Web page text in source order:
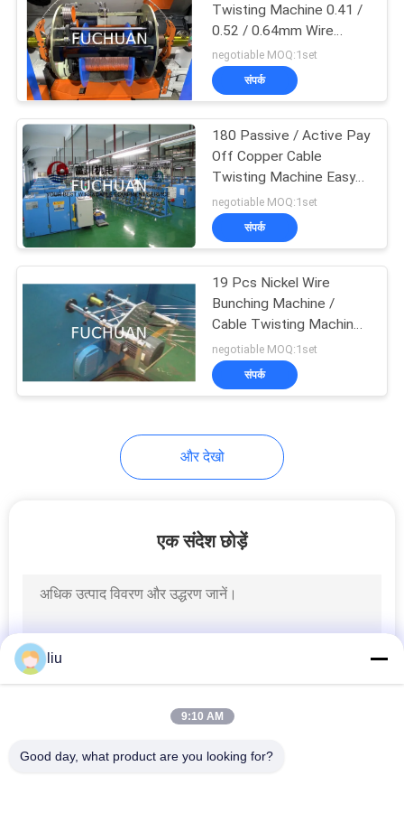
Twisting Machine 0.41 /
0.52 / 0.64mm Wire
Twist Machine
negotiable MOQ:1set
संपर्क
180 Passive / Active Pay
Off Copper Cable
Twisting Machine Easy
Operation
negotiable MOQ:1set
संपर्क
19 Pcs Nickel Wire
Bunching Machine /
Cable Twisting Machine
0.41 / 0.52 / 0.64
negotiable MOQ:1set
संपर्क
और देखो
एक संदेश छोड़ें
liu
9:10 AM
Good day, what product are you looking for?